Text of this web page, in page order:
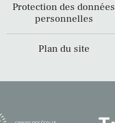
Protection des données
personnelles
Plan du site